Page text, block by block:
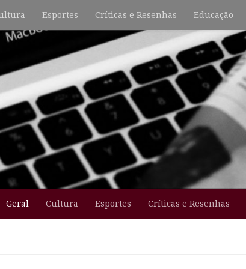
Esportes Críticas e Resenhas Educação
Geral Cultura Esportes Críticas e Resenhas